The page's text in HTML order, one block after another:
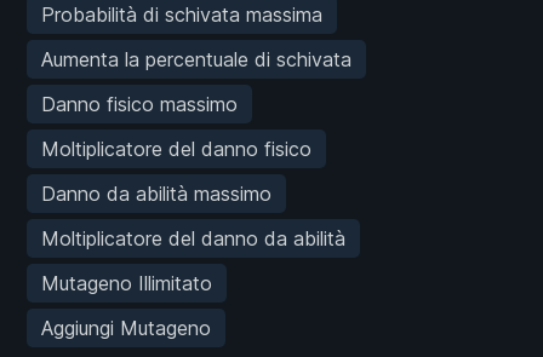
Probabilità di schivata massima
Aumenta la percentuale di schivata
Danno fisico massimo
Moltiplicatore del danno fisico
Danno da abilità massimo
Moltiplicatore del danno da abilità
Mutageno Illimitato
Aggiungi Mutageno